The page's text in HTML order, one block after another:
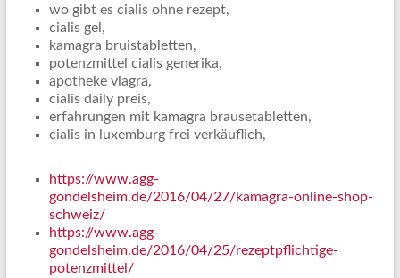
wo gibt es cialis ohne rezept,
cialis gel,
kamagra bruistabletten,
potenzmittel cialis generika,
apotheke viagra,
cialis daily preis,
erfahrungen mit kamagra brausetabletten,
cialis in luxemburg frei verkäuflich,
https://www.agg-
gondelsheim.de/2016/04/27/kamagra-online-shop-
schweiz/
https://www.agg-
gondelsheim.de/2016/04/25/rezeptpflichtige-
potenzmittel/